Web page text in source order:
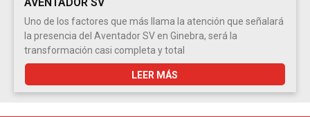
AVENTADOR SV
Uno de los factores que más llama la atención que señalará
la presencia del Aventador SV en Ginebra, será la
transformación casi completa y total
LEER MÁS